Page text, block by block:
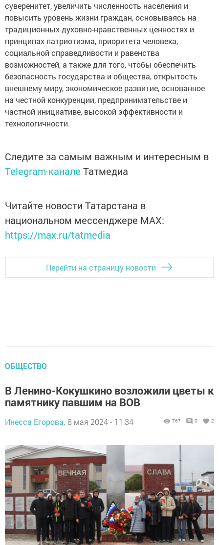
суверенитет, увеличить численность населения и
повысить уровень жизни граждан, основываясь на
традиционных духовно-нравственных ценностях и
принципах патриотизма, приоритета человека,
социальной справедливости и равенства
возможностей, а также для того, чтобы обеспечить
безопасность государства и общества, открытость
внешнему миру, экономическое развитие, основанное
на честной конкуренции, предпринимательстве и
частной инициативе, высокой эффективности и
технологичности.
Следите за самым важным и интересным в
Telegram-канале Татмедиа
Читайте новости Татарстана в
национальном мессенджере MАХ:
https://max.ru/tatmedia
Перейти на страницу новости
ОБЩЕСТВО
В Ленино-Кокушкино возложили цветы к
памятнику павшим на ВОВ
Инесса Егорова, 8 мая 2024 - 11:34 767 0 2